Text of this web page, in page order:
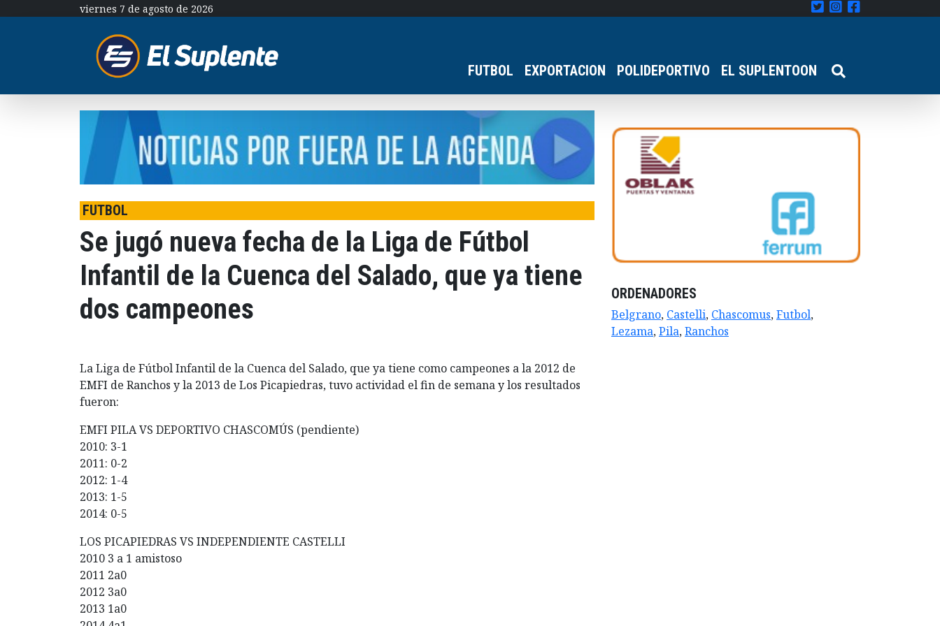
viernes 7 de agosto de 2026
FUTBOL EXPORTACION POLIDEPORTIVO EL SUPLENTOON
FUTBOL
Se jugó nueva fecha de la Liga de Fútbol
Infantil de la Cuenca del Salado, que ya tiene
dos campeones
La Liga de Fútbol Infantil de la Cuenca del Salado, que ya tiene como campeones a la 2012 de
EMFI de Ranchos y la 2013 de Los Picapiedras, tuvo actividad el fin de semana y los resultados
fueron:
EMFI PILA VS DEPORTIVO CHASCOMÚS (pendiente)
2010: 3-1
2011: 0-2
2012: 1-4
2013: 1-5
2014: 0-5
LOS PICAPIEDRAS VS INDEPENDIENTE CASTELLI
2010 3 a 1 amistoso
2011 2a0
2012 3a0
2013 1a0
ORDENADORES
Belgrano, Castelli, Chascomus,Futbol,
Lezama,Pila,Ranchos